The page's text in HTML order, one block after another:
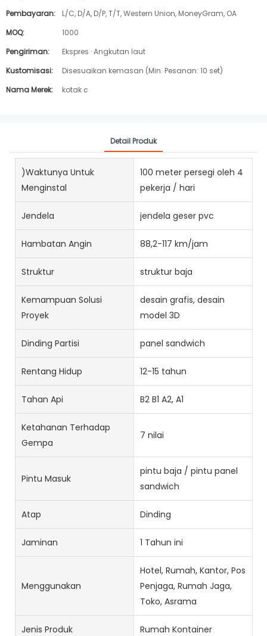
Pembayaran:
L/C, D/A, D/P, T/T, Western Union, MoneyGram, OA
MOQ:
1000
Pengiriman:
Ekspres · Angkutan laut
Kustomisasi:
Disesuaikan kemasan (Min. Pesanan: 10 set)
Nama Merek:
kotak c
Detail Produk
)Waktunya Untuk
Menginstal
100 meter persegi oleh 4
pekerja / hari
Jendela jendela geser pvc
Hambatan Angin 88,2-117 km/jam
Struktur struktur baja
Kemampuan Solusi
Proyek
desain grafis, desain
model 3D
Dinding Partisi panel sandwich
Rentang Hidup 12-15 tahun
Tahan Api B2 B1 A2, A1
Ketahanan Terhadap
Gempa
7 nilai
Pintu Masuk
pintu baja / pintu panel
sandwich
Atap Dinding
Jaminan 1 Tahun ini
Menggunakan
Hotel, Rumah, Kantor, Pos
Penjaga, Rumah Jaga,
Toko, Asrama
Jenis Produk Rumah Kontainer